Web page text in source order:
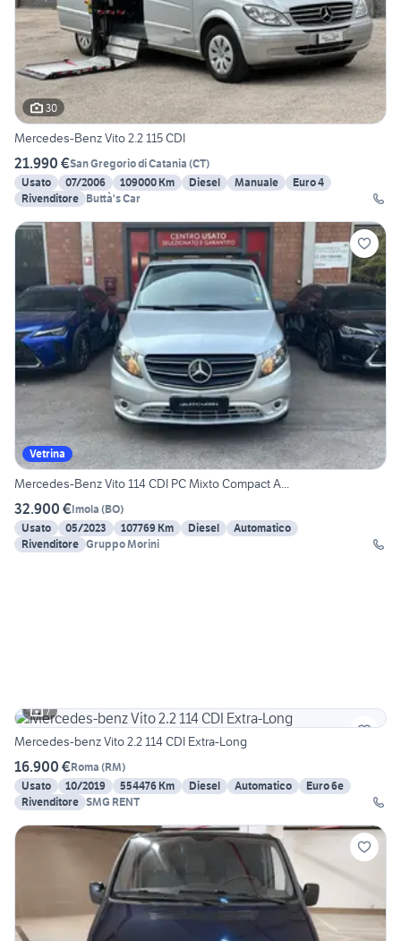
30
Mercedes-Benz Vito 2.2 115 CDI
21.990 €San Gregorio di Catania (CT)
Usato
07/2006 109000 Km Diesel Manuale
Euro 4
Rivenditore Buttà's Car
Vetrina
Mercedes-Benz Vito 114 CDI PC Mixto Compact A...
32.900 €Imola (BO)
Usato
05/2023 107769 Km Diesel
Automatico
Rivenditore Gruppo Morini
7
Mercedes-benz Vito 2.2 114 CDI Extra-Long
16.900 €Roma (RM)
Usato
10/2019 554476 Km Diesel Automatico
Euro 6e
Rivenditore SMG RENT